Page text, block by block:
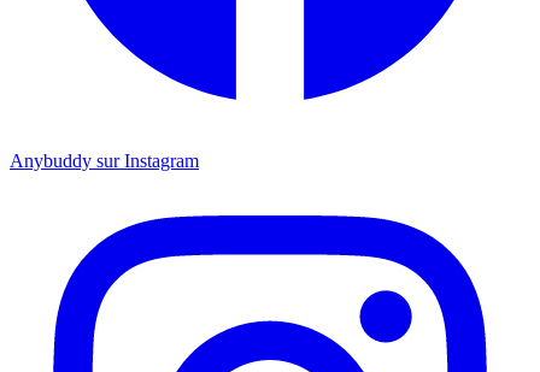
Anybuddy sur Instagram